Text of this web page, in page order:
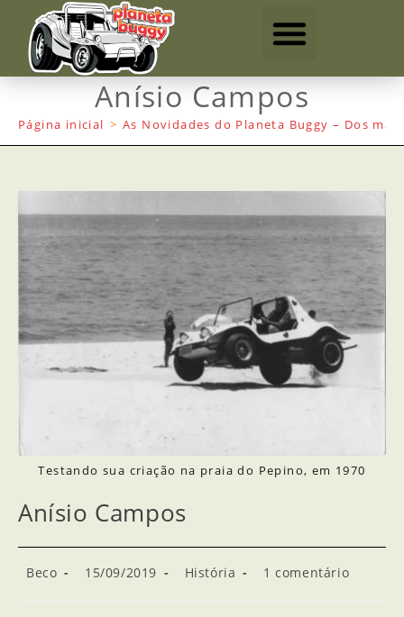
Anísio Campos
Página inicial > As Novidades do Planeta Buggy – Dos
Testando sua criação na praia do Pepino, em 1970
Anísio Campos
Beco 15/09/2019 História 1 comentário